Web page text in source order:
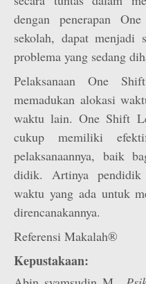
dengan penerapan
sekolah, dapat menjadi
problema yang sedang
Pelaksanaan One
memadukan alokasi
waktu lain. One Shift
cukup memiliki
pelaksanaannya, baik
didik. Artinya pendidik
waktu yang ada untuk
direncanakannya.
Referensi Makalah®
Kepustakaan: